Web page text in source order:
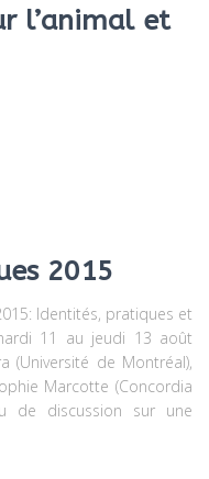
l’animal et
2015
Identités, pratiques et
11 au jeudi 13 août
(Université de Montréal),
Marcotte (Concordia
de discussion sur une